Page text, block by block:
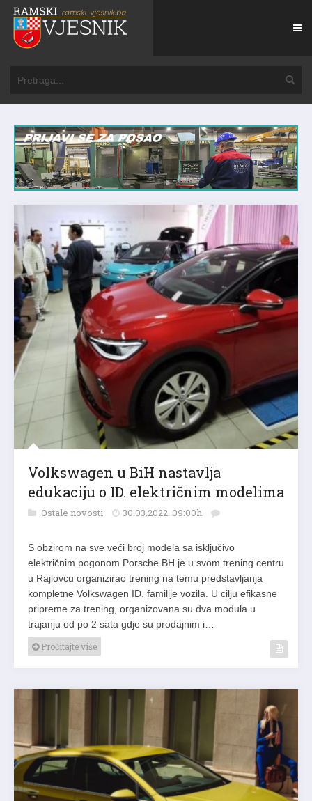
Volkswagen u BiH nastavlja
edukaciju o ID. električnim modelima
Ostale novosti 30.03.2022. 09:00h
S obzirom na sve veći broj modela sa isključivo
električnim pogonom Porsche BH je u svom trening centru
u Rajlovcu organizirao trening na temu predstavljanja
kompletne Volkswagen ID. familije vozila. U cilju efikasne
pripreme za trening, organizovana su dva modula u
trajanju od po 2 sata gdje su prodajnim i…
Pročitajte više